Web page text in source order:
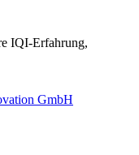
IQI-Erfahrung,
GmbH